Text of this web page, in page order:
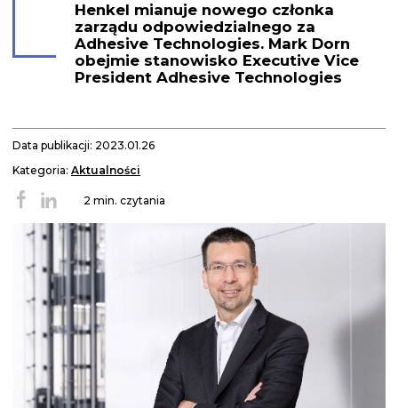
Henkel mianuje nowego członka
zarządu odpowiedzialnego za
Adhesive Technologies. Mark Dorn
obejmie stanowisko Executive Vice
President Adhesive Technologies
Data publikacji: 2023.01.26
Kategoria: Aktualności
2 min. czytania